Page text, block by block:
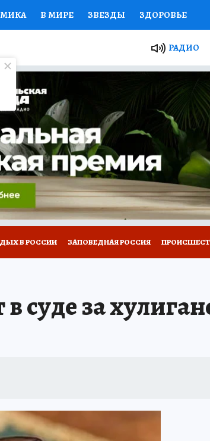
В МИРЕ ЗВЕЗДЫ ЗДОРОВЬЕ
НАЦИОНАЛЬНЫЕ ПРОЕКТЫ РОССИИ
СЕМЬЯ ЖЕНСКИЕ СЕКРЕТЫ
СПЕЦПРОЕКТЫ ДЕФИЦИТ ЖЕЛЕЗА
РАБОТА У НАС ГИД ПОТРЕБИТЕЛЯ
РАДИО
В РОССИИ ЗАПОВЕДНАЯ РОССИЯ
суде за